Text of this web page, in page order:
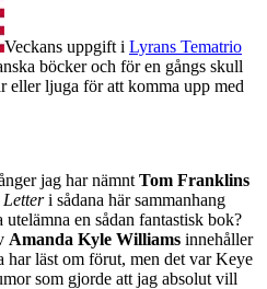
Veckans uppgift i Lyrans Tematrio
böcker och för en gångs skull
eller ljuga för att komma upp med
jag har nämnt Tom Franklins
Letteri sådana här sammanhang
en sådan fantastisk bok?
Amanda Kyle Williams innehåller
har läst om förut, men det var Keye
som gjorde att jag absolut vill